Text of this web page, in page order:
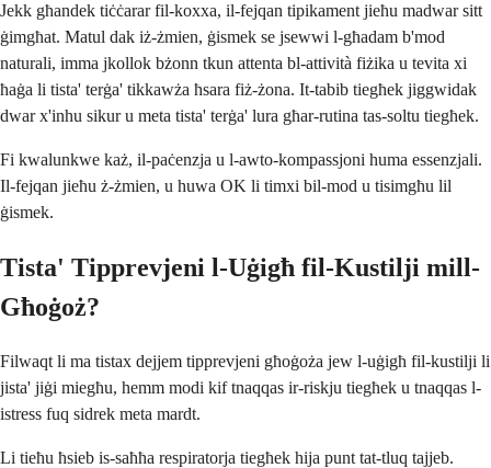
Jekk għandek tiċċarar fil-koxxa, il-fejqan tipikament jieħu madwar sitt
ġimgħat. Matul dak iż-żmien, ġismek se jsewwi l-għadam b'mod
naturali, imma jkollok bżonn tkun attenta bl-attività fiżika u tevita xi
ħaġa li tista' terġa' tikkawża ħsara fiż-żona. It-tabib tiegħek jiggwidak
dwar x'inhu sikur u meta tista' terġa' lura għar-rutina tas-soltu tiegħek.
Fi kwalunkwe każ, il-paċenzja u l-awto-kompassjoni huma essenzjali.
Il-fejqan jieħu ż-żmien, u huwa OK li timxi bil-mod u tisimgħu lil
ġismek.
Tista' Tipprevjeni l-Uġigħ fil-Kustilji mill-
Għoġoż?
Filwaqt li ma tistax dejjem tipprevjeni għoġoża jew l-uġigħ fil-kustilji li
jista' jiġi miegħu, hemm modi kif tnaqqas ir-riskju tiegħek u tnaqqas l-
istress fuq sidrek meta mardt.
Li tieħu ħsieb is-saħħa respiratorja tiegħek hija punt tat-tluq tajjeb.